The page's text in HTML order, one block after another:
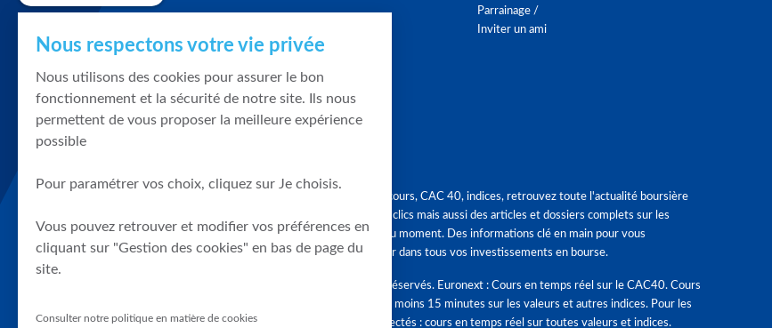
Parrainage /
Inviter un ami
Graphique, cours, CAC 40, indices, retrouvez toute l'actualité boursière
en quelques clics mais aussi des articles et dossiers complets sur les
tendances du moment. Des informations clé en main pour vous
accompagner dans tous vos investissements en bourse.
Tous droits réservés. Euronext : Cours en temps réel sur le CAC40. Cours
différés d'au moins 15 minutes sur les valeurs et autres indices. Pour les
clients connectés : cours en temps réel sur toutes valeurs et indices.
Nous respectons votre vie privée
Nous utilisons des cookies pour assurer le bon
fonctionnement et la sécurité de notre site. Ils nous
permettent de vous proposer la meilleure expérience
possible
Pour paramétrer vos choix, cliquez sur Je choisis.
Vous pouvez retrouver et modifier vos préférences en
cliquant sur "Gestion des cookies" en bas de page du
site.
Consulter notre politique en matière de cookies